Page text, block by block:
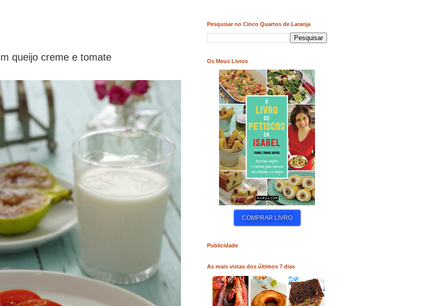
queijo creme e tomate
Pesquisar no Cinco Quartos de Laranja
Os Meus Livros
COMPRAR LIVRO COMPRAR LIVRO COMPRAR LIVRO
Publicidade
As mais vistas dos últimos 7 dias